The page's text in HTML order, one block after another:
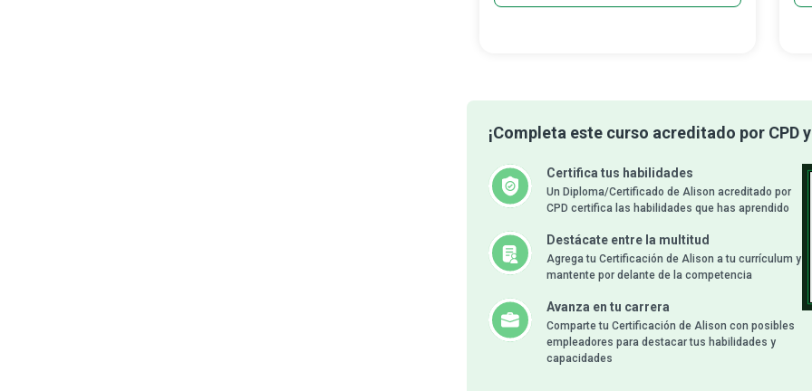
¡Completa este curso acreditado por CPD
Certifica tus habilidades
Un Diploma/Certificado de Alison acreditado por
CPD certifica las habilidades que has aprendido
Destácate entre la multitud
Agrega tu Certificación de Alison a tu currículum y
mantente por delante de la competencia
Avanza en tu carrera
Comparte tu Certificación de Alison con posibles
empleadores para destacar tus habilidades y
capacidades